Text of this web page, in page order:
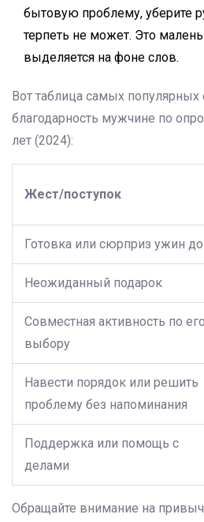
бытовую проблему, уберите
терпеть не может. Это
выделяется на фоне слов.
Вот таблица самых популярных
благодарность мужчине по
лет (2024):
Жест/поступок
Готовка или сюрприз ужин
Неожиданный подарок
Совместная активность по его
выбору
Навести порядок или решить
проблему без напоминания
Поддержка или помощь с
делами
Обращайте внимание на